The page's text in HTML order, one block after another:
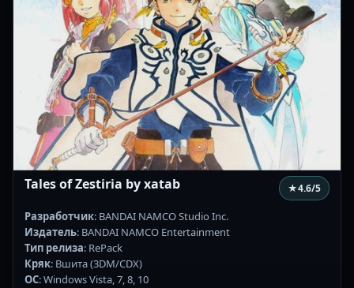
Tales of Zestiria by xatab ★4.6/5
Разработчик: BANDAI NAMCO Studio Inc.
Издатель: BANDAI NAMCO Entertainment
Тип релиза: RePack
Кряк: Вшита (3DM/CDX)
ОС: Windows Vista, 7, 8, 10